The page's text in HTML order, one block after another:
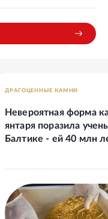
ДРАГОЦЕННЫЕ КАМНИ
Невероятная форма
янтаря поразила
Балтике - ей 40 млн